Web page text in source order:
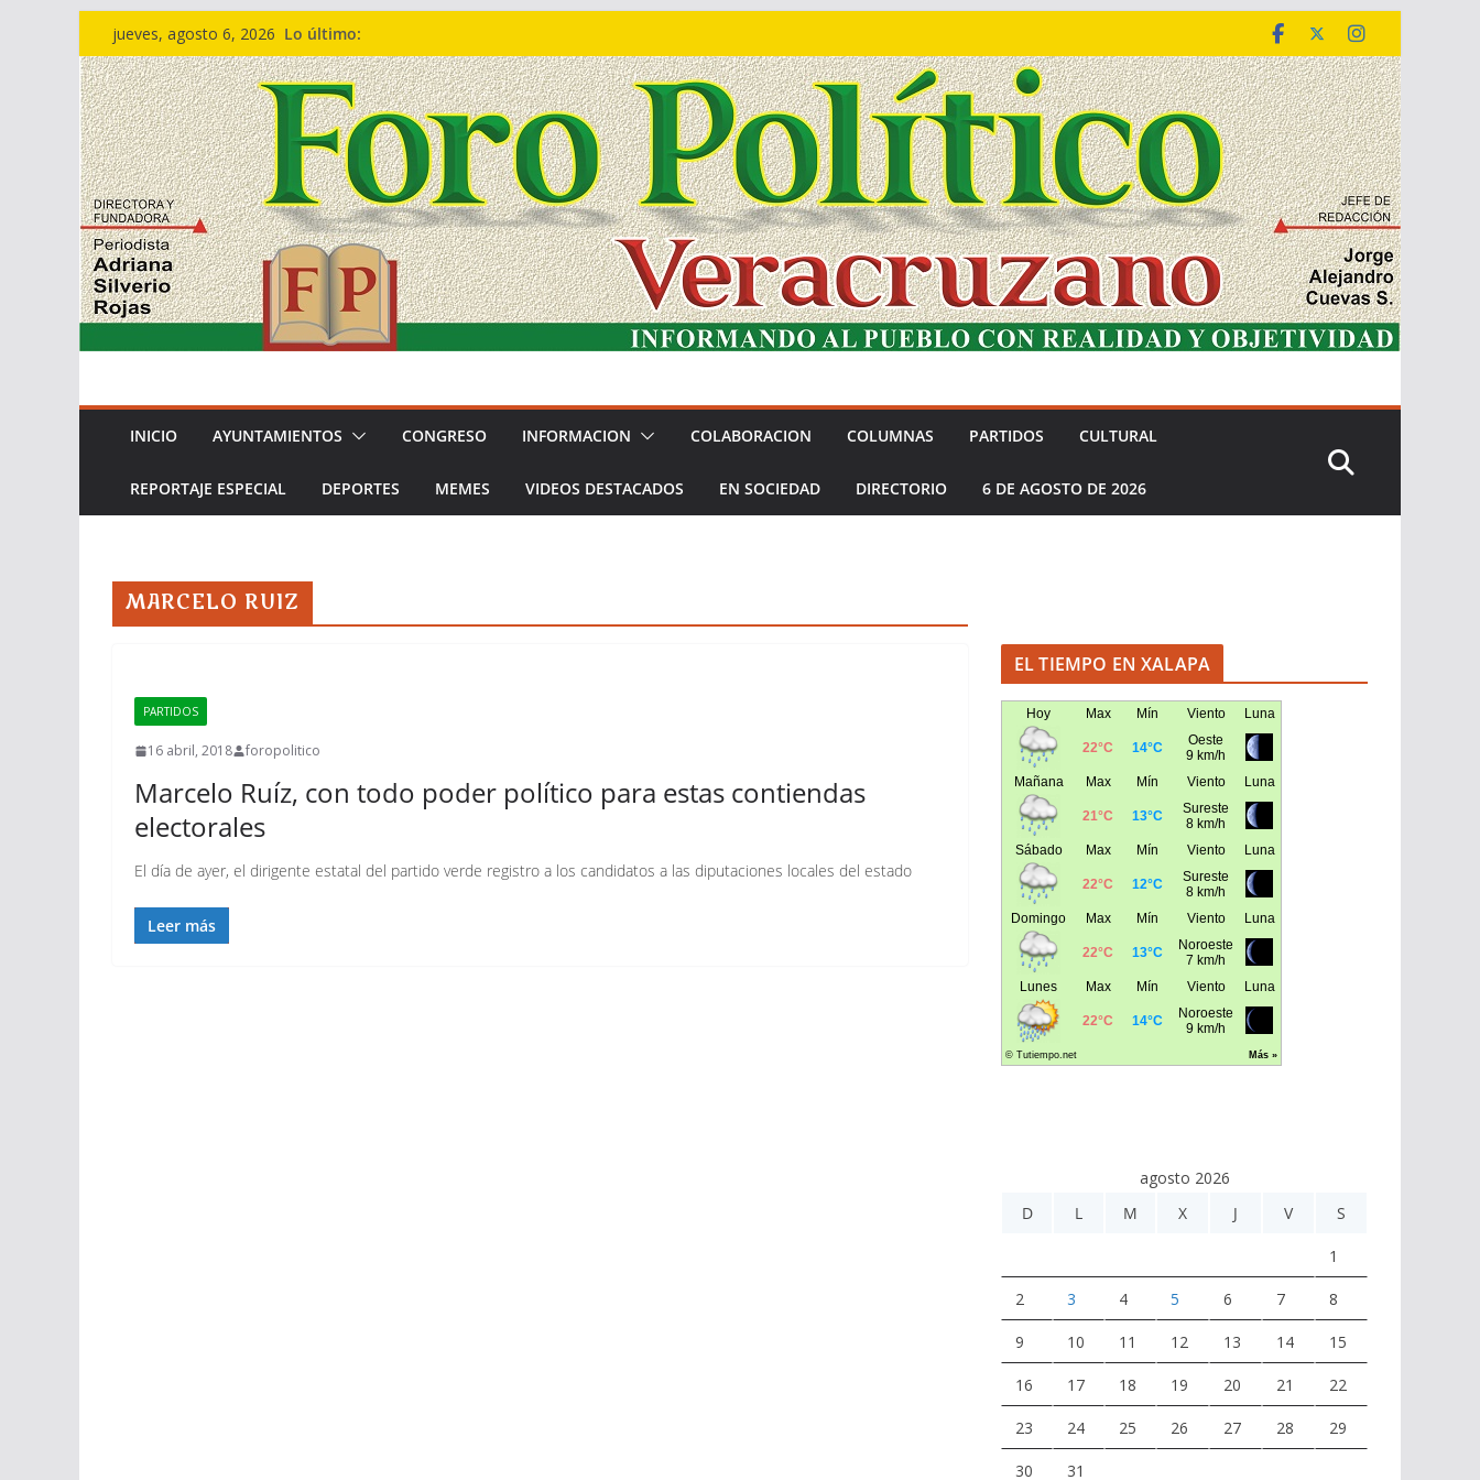
Saltar
al
contenido
jueves, agosto 6, 2026 Lo último:
INICIO AYUNTAMIENTOS CONGRESO INFORMACION COLABORACION COLUMNAS PARTIDOS CULTURAL
REPORTAJE ESPECIAL DEPORTES MEMES VIDEOS DESTACADOS EN SOCIEDAD DIRECTORIO 6 DE AGOSTO DE 2026
MARCELO RUIZ
PARTIDOS
16 abril, 2018 foropolitico
Marcelo Ruíz, con todo poder político para estas contiendas
electorales
El día de ayer, el dirigente estatal del partido verde registro a los candidatos a las diputaciones locales del estado
Leer más
EL TIEMPO EN XALAPA
agosto 2026
D
L M X J V S
1
2 3 4 5 6 7 8
9 10 11 12 13 14 15
16 17 18 19 20 21 22
23 24 25 26 27 28 29
30 31